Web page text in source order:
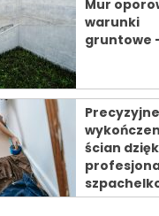
Mur
warunki
gruntowe
Precyzyjne
ścian